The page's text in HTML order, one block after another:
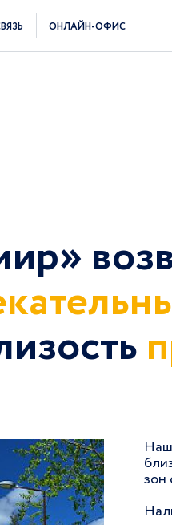
ОНЛАЙН-ОФИС
зон